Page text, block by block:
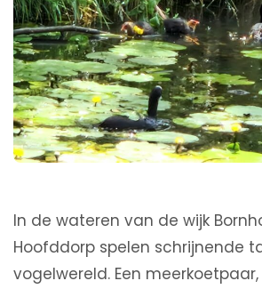
In de wateren van de wijk
Hoofddorp spelen schrijnende
vogelwereld. Een